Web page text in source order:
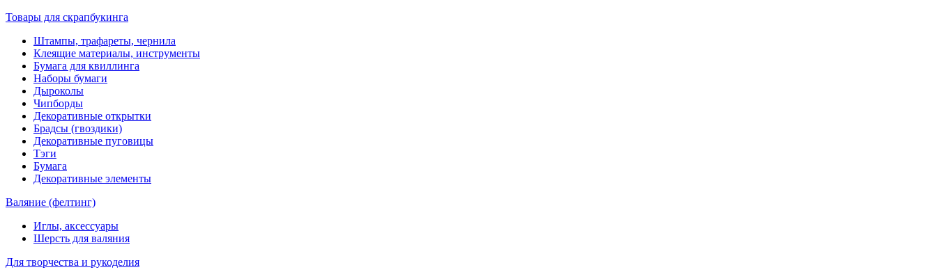
Товары для скрапбукинга
Штампы, трафареты, чернила
Клеящие материалы, инструменты
Бумага для квиллинга
Наборы бумаги
Дыроколы
Чипборды
Декоративные открытки
Брадсы (гвоздики)
Декоративные пуговицы
Тэги
Бумага
Декоративные элементы
Валяние (фелтинг)
Иглы, аксессуары
Шерсть для валяния
Для творчества и рукоделия